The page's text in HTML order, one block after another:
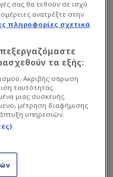
σας θα τεθούν σε ισχύ
ανατρέξτε στην
πληροφορίες σχετικά
τα εξής:
Ακριβής σάρωση
ταυτότητας.
μιας συσκευής.
μέτρηση διαφήμισης
υπηρεσιών.